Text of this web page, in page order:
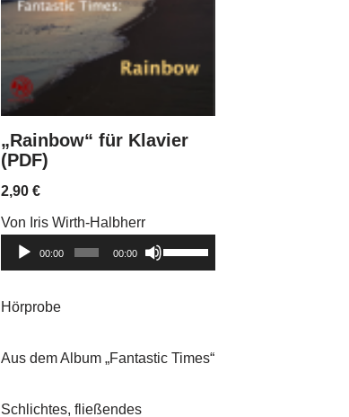
„Rainbow“ für Klavier
(PDF)
2,90 €
Von Iris Wirth-Halbherr
Audio-
Player
00:00 00:00
Pfeiltasten
Hoch/Runter
Lautstärke
Hörprobe
Aus dem Album „Fantastic Times“
Schlichtes, fließendes